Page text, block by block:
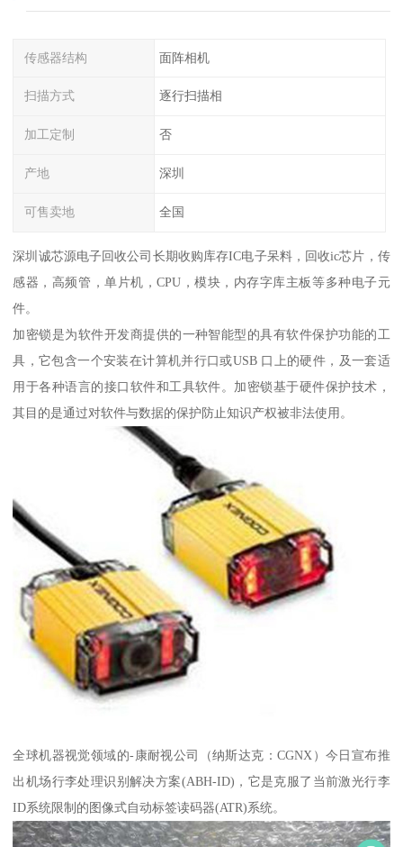
传感器结构 面阵相机
扫描方式 逐行扫描相
加工定制 否
产地 深圳
可售卖地 全国
深圳诚芯源电子回收公司长期收购库存IC电子呆料，回收ic芯片，传
感器，高频管，单片机，CPU，模块，内存字库主板等多种电子元
件。
加密锁是为软件开发商提供的一种智能型的具有软件保护功能的工
具，它包含一个安装在计算机并行口或USB 口上的硬件，及一套适
用于各种语言的接口软件和工具软件。加密锁基于硬件保护技术，
其目的是通过对软件与数据的保护防止知识产权被非法使用。
全球机器视觉领域的-康耐视公司（纳斯达克：CGNX）今日宣布推
出机场行李处理识别解决方案(ABH-ID)，它是克服了当前激光行李
ID系统限制的图像式自动标签读码器(ATR)系统。